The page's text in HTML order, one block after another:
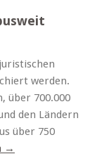
werden.
über 700.000
den Ländern
über 750
→